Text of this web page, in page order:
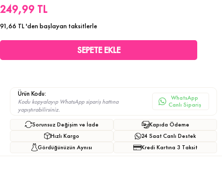
249,99 TL
91,66 TL'den başlayan taksitlerle
Ürün Kodu:
Kodu kopyalayıp WhatsApp sipariş hattına
yapıştırabilirsiniz.
WhatsApp
Canlı Sipariş
Sorunsuz Değişim ve İade
Hızlı Kargo
Gördüğünüzün Aynısı
Kapıda Ödeme
24 Saat Canlı Destek
Kredi Kartına 3 Taksit